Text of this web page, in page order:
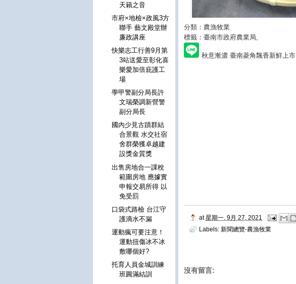
分類：農漁牧業
標籤：臺南市政府農業局
秋意漸濃 臺南菱角飄香新鮮上市
at 星期一, 9月 27, 2021
Labels: 新聞總覽-農漁牧業
沒有留言:
天籟之音
市府×地檢×政風3方
聯手 藝文殿堂辦
廉政講座
快樂志工行善9月第
3站送愛至彰化喜
樂愛加倍庇護工
場
學甲警副分局長許
文瑞榮調新營警
副分局長
國內少見古蹟群結
合景觀 水交社宿
舍群榮獲卓越建
設獎金質獎
出售房地合一課稅
範圍房地 應據實
申報交易所得 以
免受罰
口袋式路檢 台江守
護滴水不漏
運動瘋可要注意！
運動扭傷冰不冰
敷哪個好?
托育人員金城訓練
班圓滿結訓